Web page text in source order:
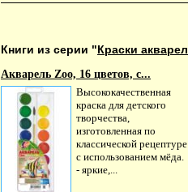
Книги из серии "Краски
Акварель Zoo, 16 цветов, с...
Высококачественная
краска для детского
творчества,
изготовленная по
классической рецептуре
с использованием мёда.
- яркие,...